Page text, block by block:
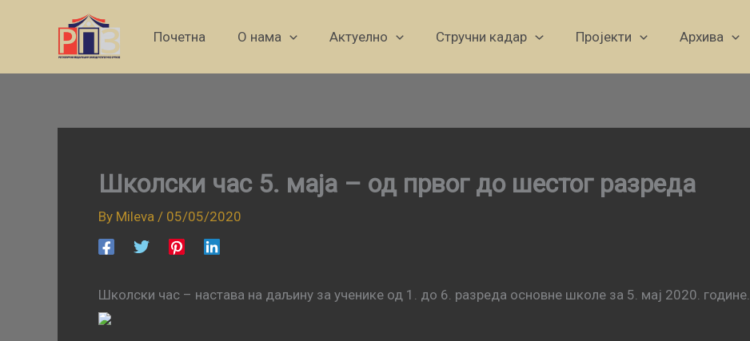
Почетна О нама Актуелно Стручни кадар Пројекти Архива
Школски час 5. маја – од првог до шестог разреда
By Mileva / 05/05/2020
Школски час – настава на даљину за ученике од 1. до 6. разреда основне школе за 5. мај 2020. године.